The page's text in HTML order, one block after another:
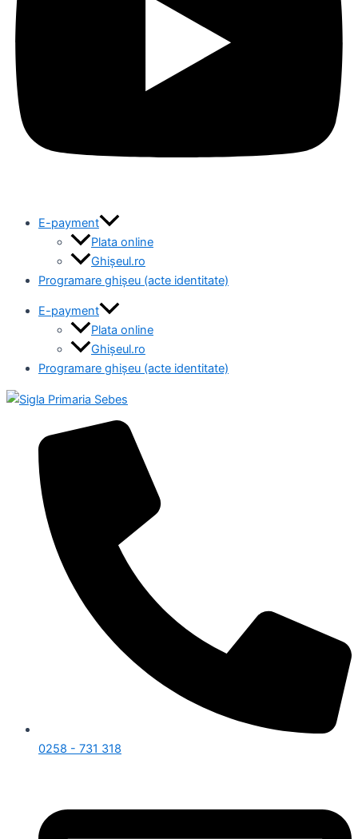
E-payment
Plata online
Ghișeul.ro
Programare ghișeu (acte identitate)
E-payment
Plata online
Ghișeul.ro
Programare ghișeu (acte identitate)
0258 - 731 318